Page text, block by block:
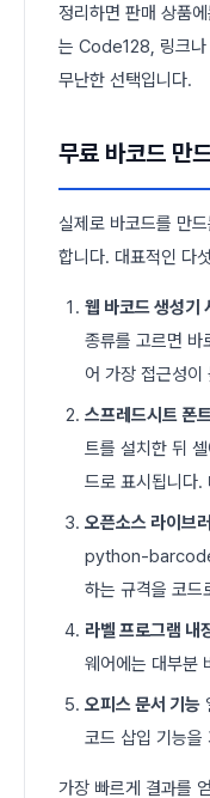
정리하면 판매 상품
는 Code128, 링크나
무난한 선택입니다.
무료 바코드 만
실제로 바코드를 만
합니다. 대표적인 다
웹 바코드 생성기
종류를 고르면 바
어 가장 접근성이
스프레드시트 폰
트를 설치한 뒤
드로 표시됩니다.
오픈소스 라이브
python-
하는 규격을 코드
라벨 프로그램 내
웨어에는 대부분
오피스 문서 기능
코드 삽입 기능을
가장 빠르게 결과를